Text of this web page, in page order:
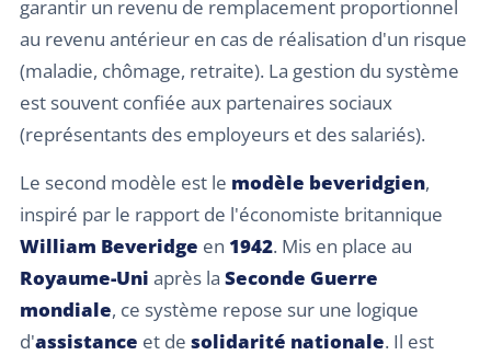
garantir un revenu de remplacement proportionnel
au revenu antérieur en cas de réalisation d'un risque
(maladie, chômage, retraite). La gestion du système
est souvent confiée aux partenaires sociaux
(représentants des employeurs et des salariés).
Le second modèle est le modèle beveridgien,
inspiré par le rapport de l'économiste britannique
William Beveridge en 1942. Mis en place au
Royaume-Uni après la Seconde Guerre
mondiale, ce système repose sur une logique
d'assistance et de solidarité nationale. Il est